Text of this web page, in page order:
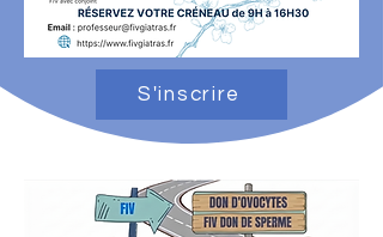
S'inscrire